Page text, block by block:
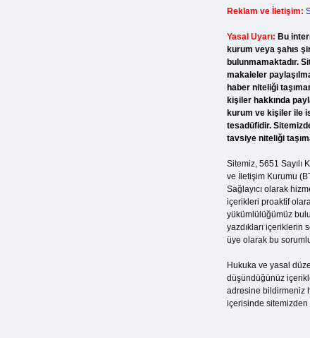
Reklam ve İletişim:
Yasal Uyarı: Bu
kurum veya şahıs
bulunmamaktadır.
makaleler
haber niteliği
kişiler hakkında
kurum ve kişiler ile
tesadüfidir.
tavsiye niteliği
Sitemiz, 5651 Sayılı
ve İletişim Kurumu
Sağlayıcı olarak
içerikleri proaktif
yükümlülüğümüz
yazdıkları içeriklerin
üye olarak bu
Hukuka ve yasal
düşündüğünüz
adresine bildirmeniz
içerisinde sitemizden